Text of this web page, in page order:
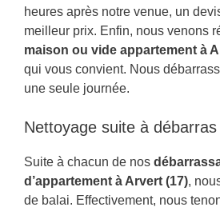
heures après notre venue, un
meilleur prix. Enfin, nous venons
maison ou vide appartement à
qui vous convient. Nous
une seule journée.
Nettoyage suite à
Suite à chacun de nos
d’appartement à Arvert (17),
de balai. Effectivement, nous